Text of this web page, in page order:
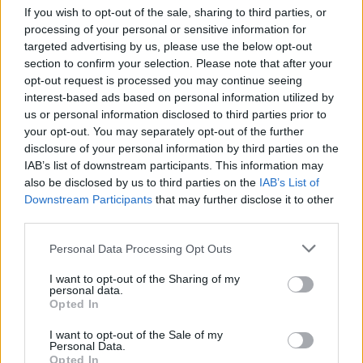
If you wish to opt-out of the sale, sharing to third parties, or
processing of your personal or sensitive information for
targeted advertising by us, please use the below opt-out
section to confirm your selection. Please note that after your
opt-out request is processed you may continue seeing
interest-based ads based on personal information utilized by
us or personal information disclosed to third parties prior to
your opt-out. You may separately opt-out of the further
disclosure of your personal information by third parties on the
IAB’s list of downstream participants. This information may
also be disclosed by us to third parties on the IAB’s List of
Downstream Participants that may further disclose it to other
Please note that this website/app uses one or more Google
not limited to your visit or usage behaviour. You may click to
grant or deny consent to Google and its third-party tags to
use your data for below specified purposes in below Google
consent section.
Personal Data Processing Opt Outs
I want to opt-out of the Sharing of my
personal data.
Opted In
I want to opt-out of the Sale of my
Personal Data.
Opted In
Εγγραφή Σύνδεση
Συνδέσου και κάνε το πρώτο σχόλιο...
BEST OFINTERNET